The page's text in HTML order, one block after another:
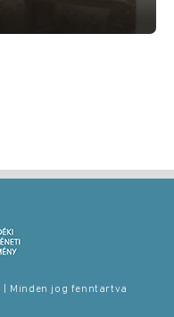
| Minden jog fenntartva